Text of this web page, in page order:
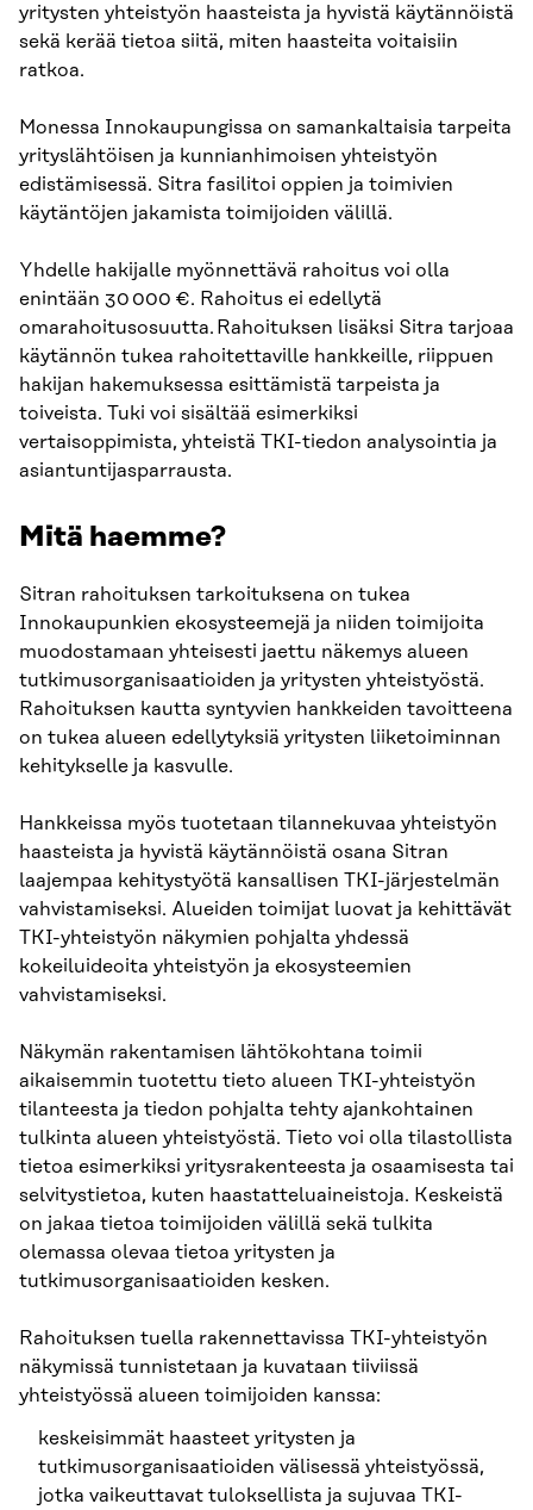
yritysten yhteistyön haasteista ja hyvistä käytännöistä
sekä kerää tietoa siitä, miten haasteita voitaisiin
ratkoa.
Monessa Innokaupungissa on samankaltaisia tarpeita
yrityslähtöisen ja kunnianhimoisen yhteistyön
edistämisessä. Sitra fasilitoi oppien ja toimivien
käytäntöjen jakamista toimijoiden välillä.
Yhdelle hakijalle myönnettävä rahoitus voi olla
enintään 30 000 €. Rahoitus ei edellytä
omarahoitusosuutta. Rahoituksen lisäksi Sitra tarjoaa
käytännön tukea rahoitettaville hankkeille, riippuen
hakijan hakemuksessa esittämistä tarpeista ja
toiveista. Tuki voi sisältää esimerkiksi
vertaisoppimista, yhteistä TKI-tiedon analysointia ja
asiantuntijasparrausta.
Mitä haemme?
Sitran rahoituksen tarkoituksena on tukea
Innokaupunkien ekosysteemejä ja niiden toimijoita
muodostamaan yhteisesti jaettu näkemys alueen
tutkimusorganisaatioiden ja yritysten yhteistyöstä.
Rahoituksen kautta syntyvien hankkeiden tavoitteena
on tukea alueen edellytyksiä yritysten liiketoiminnan
kehitykselle ja kasvulle.
Hankkeissa myös tuotetaan tilannekuvaa yhteistyön
haasteista ja hyvistä käytännöistä osana Sitran
laajempaa kehitystyötä kansallisen TKI-järjestelmän
vahvistamiseksi. Alueiden toimijat luovat ja kehittävät
TKI-yhteistyön näkymien pohjalta yhdessä
kokeiluideoita yhteistyön ja ekosysteemien
vahvistamiseksi.
Näkymän rakentamisen lähtökohtana toimii
aikaisemmin tuotettu tieto alueen TKI-yhteistyön
tilanteesta ja tiedon pohjalta tehty ajankohtainen
tulkinta alueen yhteistyöstä. Tieto voi olla tilastollista
tietoa esimerkiksi yritysrakenteesta ja osaamisesta tai
selvitystietoa, kuten haastatteluaineistoja. Keskeistä
on jakaa tietoa toimijoiden välillä sekä tulkita
olemassa olevaa tietoa yritysten ja
tutkimusorganisaatioiden kesken.
Rahoituksen tuella rakennettavissa TKI-yhteistyön
näkymissä tunnistetaan ja kuvataan tiiviissä
yhteistyössä alueen toimijoiden kanssa:
keskeisimmät haasteet yritysten ja
tutkimusorganisaatioiden välisessä yhteistyössä,
jotka vaikeuttavat tuloksellista ja sujuvaa TKI-